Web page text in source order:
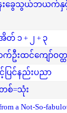
းခွေသွယ်ဘယက်နှင့်
၁ + ၂ + ၃
ဦးထင်ကျော်ဝတ္
ပြင်နည်းပညာ
စ်=သုံး
a Not-So-